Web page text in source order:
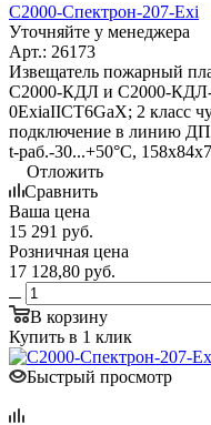
С2000-Спектрон-207-Exi
Уточняйте у менеджера
Арт.: 26173
Извещатель пожарный
С2000-КДЛ и С2000-
0ExiaIICT6GaX; 2 класс
подключение в линию
t-раб.-30...+50°С,
Отложить
Сравнить
Ваша цена
15 291 руб.
Розничная цена
17 128,80 руб.
В корзину
Купить в 1 клик
Быстрый просмотр